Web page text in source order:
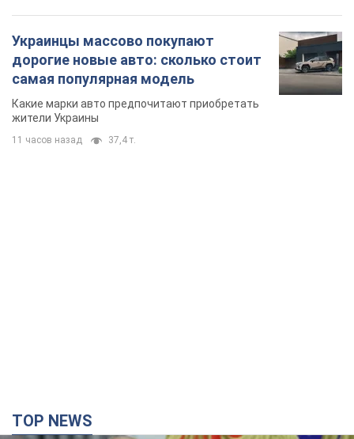
Украинцы массово покупают
дорогие новые авто: сколько стоит
самая популярная модель
Какие марки авто предпочитают приобретать
жители Украины
11 часов назад 37,4 т.
TOP NEWS